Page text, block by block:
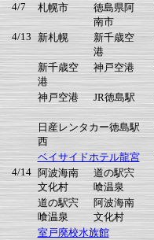
4/7
札幌市
徳島県阿
南市
4/13 新札幌
新千歳空
港
新千歳空
港
神戸空港
神戸空港 JR徳島駅
日産レンタカー徳島駅
西
ベイサイドホテル龍宮
4/14 阿波海南
文化村
道の駅宍
喰温泉
道の駅宍
喰温泉
阿波海南
文化村
室戸廃校水族館